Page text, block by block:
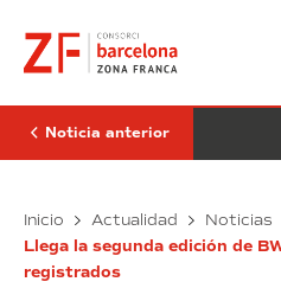
contenido
eDelivery
Barcelona
abren
inscripciones
para
Hub
Noticia anterior
Inicio Actualidad Noticias
Llega la segunda edición de
registrados
&
eDelivery
Barcelona